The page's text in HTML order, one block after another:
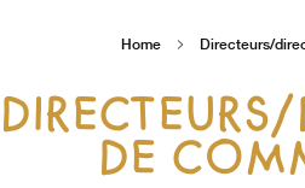
Home Directeurs/
DE